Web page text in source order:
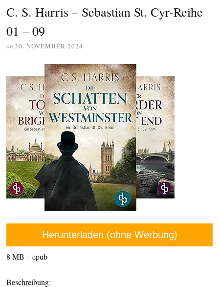
C. S. Harris – Sebastian St. Cyr-Reihe
01 – 09
on 30. NOVEMBER 2024
Herunterladen (ohne Werbung)
8 MB – epub
Beschreibung: